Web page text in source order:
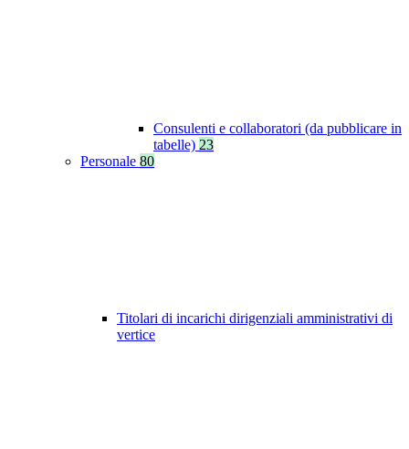
Consulenti e collaboratori (da pubblicare in
tabelle) 23
Personale 80
Titolari di incarichi dirigenziali amministrativi di
vertice